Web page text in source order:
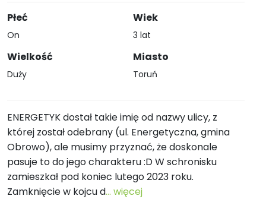
Płeć
On
Wielkość
Duży
Wiek
3 lat
Miasto
Toruń
ENERGETYK dostał takie imię od nazwy ulicy, z
której został odebrany (ul. Energetyczna, gmina
Obrowo), ale musimy przyznać, że doskonale
pasuje to do jego charakteru :D W schronisku
zamieszkał pod koniec lutego 2023 roku.
Zamknięcie w kojcu d... więcej